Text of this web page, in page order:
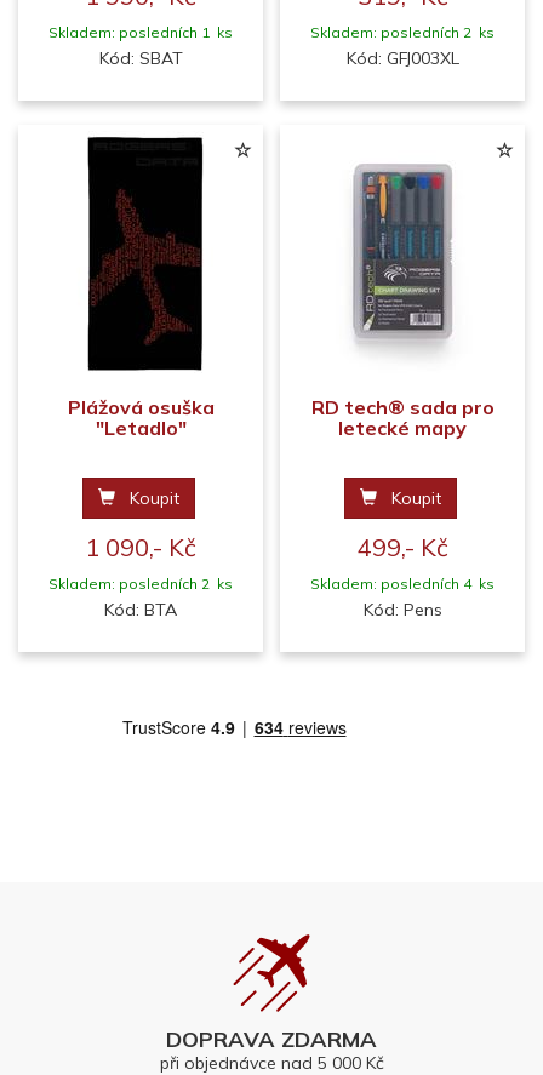
Skladem: posledních 1 ks
Kód: SBAT
Skladem: posledních 2 ks
Kód: GFJ003XL
Plážová osuška
"Letadlo"
Koupit
1 090,- Kč
Skladem: posledních 2 ks
Kód: BTA
RD tech® sada pro
letecké mapy
Koupit
499,- Kč
Skladem: posledních 4 ks
Kód: Pens
DOPRAVA ZDARMA
při objednávce nad 5 000 Kč